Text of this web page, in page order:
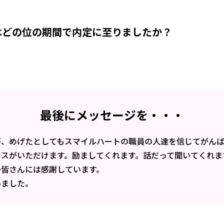
の位の期間で内定に至りましたか？
最後にメッセージを・・・
めげたとしてもスマイルハートの職員の人達を信じてがんば
がいただけます。励ましてくれます。話だって聞いてくれま
さんには感謝しています。
した。